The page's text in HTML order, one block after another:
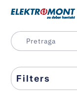
Filters